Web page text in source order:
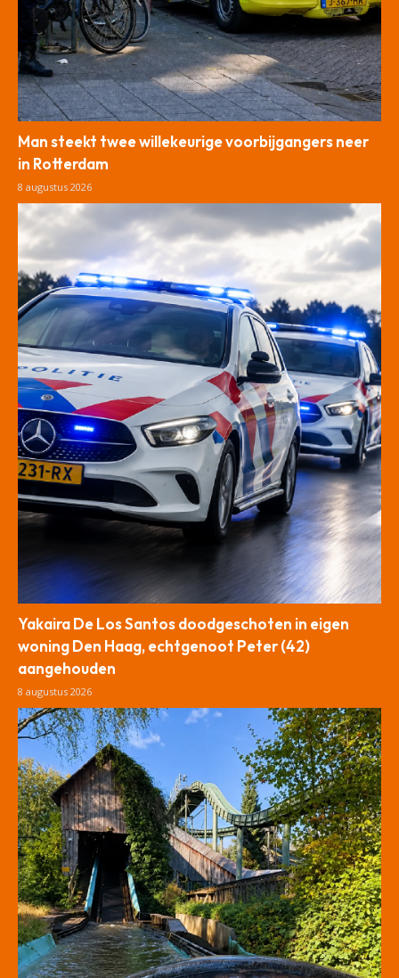
Man steekt twee willekeurige voorbijgangers neer
in Rotterdam
8 augustus 2026
Yakaira De Los Santos doodgeschoten in eigen
woning Den Haag, echtgenoot Peter (42)
aangehouden
8 augustus 2026